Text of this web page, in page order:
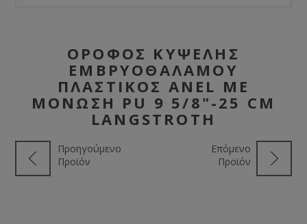
ΌΡΟΦΟΣ ΚΥΨΈΛΗΣ
ΕΜΒΡΥΟΘΑΛΆΜΟΥ
ΠΛΑΣΤΙΚΌΣ ANEL ΜΕ
ΜΌΝΩΣΗ PU 9 5/8"-25 CM
LANGSTROTH
Προηγούμενο
Προϊόν
Επόμενο
Προϊόν